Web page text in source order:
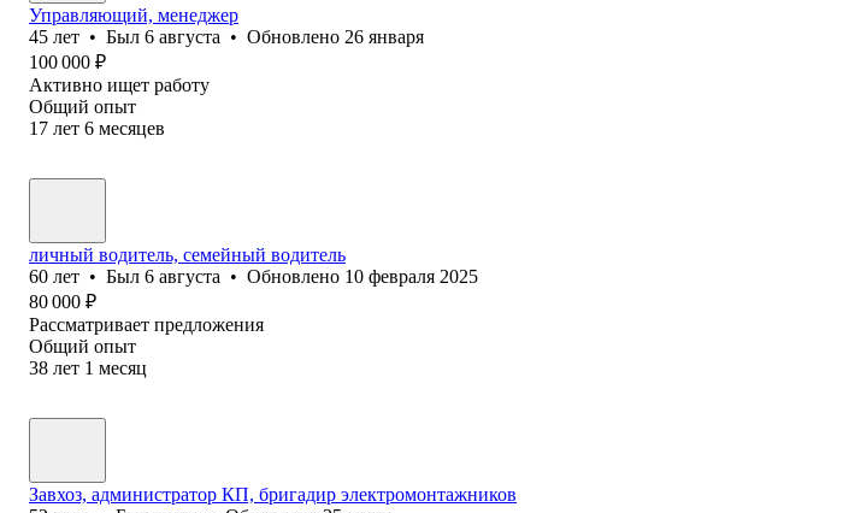
Управляющий, менеджер
45 лет • Был 6 августа • Обновлено 26 января
100 000 ₽
Активно ищет работу
Общий опыт
17 лет 6 месяцев
личный водитель, семейный водитель
60 лет • Был 6 августа • Обновлено 10 февраля 2025
80 000 ₽
Рассматривает предложения
Общий опыт
38 лет 1 месяц
Завхоз, администратор КП, бригадир электромонтажников